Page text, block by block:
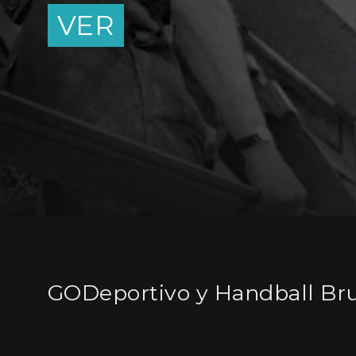
VER
GODeportivo y Handball